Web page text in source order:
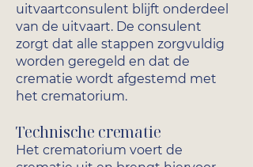
uitvaartconsulent blijft onderdeel
van de uitvaart. De consulent
zorgt dat alle stappen zorgvuldig
worden geregeld en dat de
crematie wordt afgestemd met
het crematorium.
Technische crematie
Het crematorium voert de